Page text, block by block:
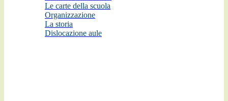
Le carte della scuola
Organizzazione
La storia
Dislocazione aule